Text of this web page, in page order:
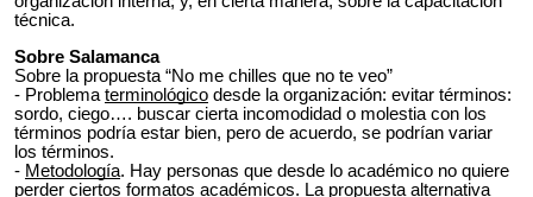
técnica.
Sobre Salamanca
Sobre la propuesta “No me chilles que no te veo”
- Problema terminológico desde la organización: evitar términos:
sordo, ciego…. buscar cierta incomodidad o molestia con los
términos podría estar bien, pero de acuerdo, se podrían variar
los términos.
- Metodología. Hay personas que desde lo académico no quiere
perder ciertos formatos académicos. La propuesta alternativa